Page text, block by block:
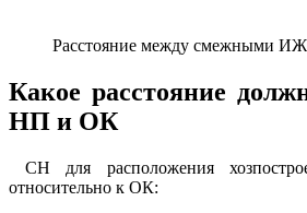
Расстояние между смежными
Какое расстояние
НП и ОК
СН для расположения
относительно к ОК: